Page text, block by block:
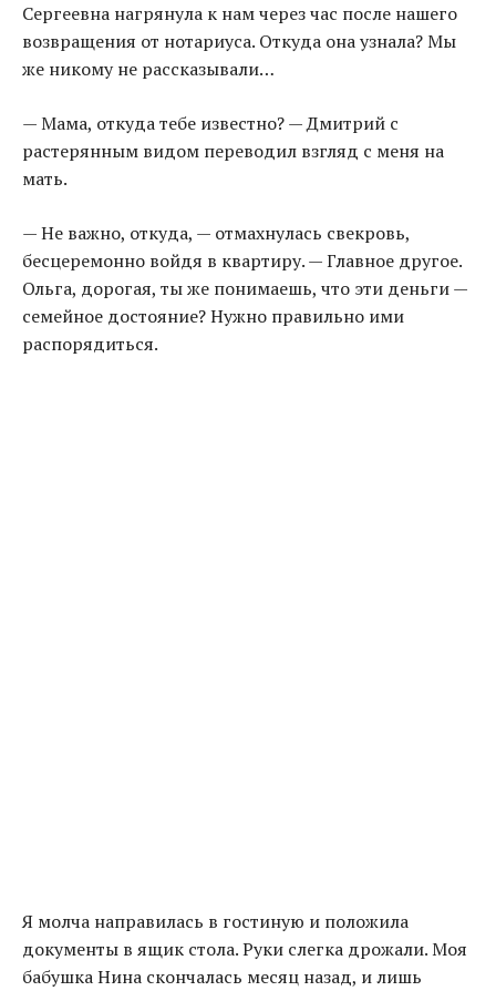
Сергеевна нагрянула к нам через час после нашего
возвращения от нотариуса. Откуда она узнала? Мы
же никому не рассказывали…
— Мама, откуда тебе известно? — Дмитрий с
растерянным видом переводил взгляд с меня на
мать.
— Не важно, откуда, — отмахнулась свекровь,
бесцеремонно войдя в квартиру. — Главное другое.
Ольга, дорогая, ты же понимаешь, что эти деньги —
семейное достояние? Нужно правильно ими
распорядиться.
Я молча направилась в гостиную и положила
документы в ящик стола. Руки слегка дрожали. Моя
бабушка Нина скончалась месяц назад, и лишь